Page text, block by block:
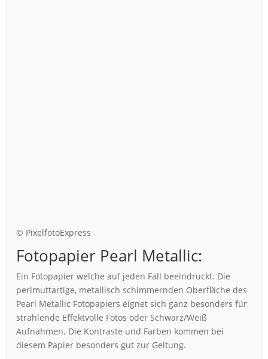
© PixelfotoExpress
Fotopapier Pearl Metallic:
Ein Fotopapier welche auf jeden Fall beeindruckt. Die
perlmuttartige, metallisch schimmernden Oberfläche des
Pearl Metallic Fotopapiers eignet sich ganz besonders für
strahlende Effektvolle Fotos oder Schwarz/Weiß
Aufnahmen. Die Kontraste und Farben kommen bei
diesem Papier besonders gut zur Geltung.